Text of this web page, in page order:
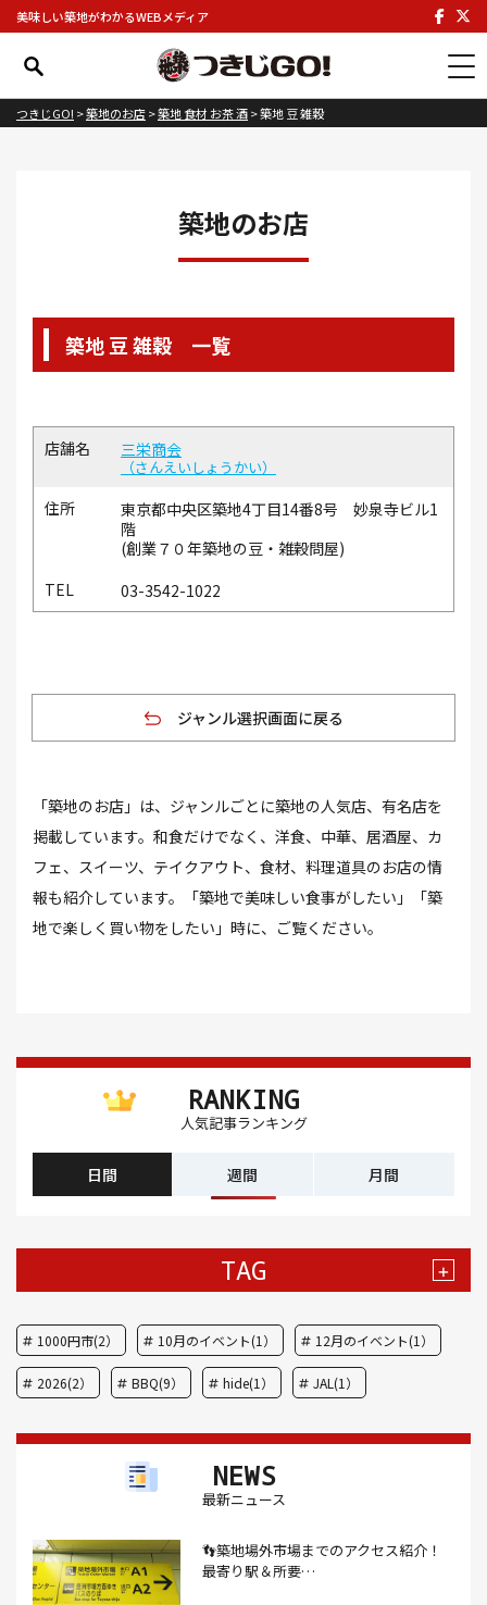
美味しい築地がわかるWEBメディア
つきじGO! >築地のお店>築地 食材 お茶 酒>築地 豆 雑穀
築地のお店
築地 豆 雑穀 一覧
三栄商会
さんえいしょうかい
東京都中央区築地4丁目14番8号 妙泉寺ビル1
階
(創業７０年築地の豆・雑穀問屋)
03-3542-1022
ジャンル選択画面に戻る
「築地のお店」は、ジャンルごとに築地の人気店、有名店を
掲載しています。和食だけでなく、洋食、中華、居酒屋、カ
フェ、スイーツ、テイクアウト、食材、料理道具のお店の情
報も紹介しています。「築地で美味しい食事がしたい」「築
地で楽しく買い物をしたい」時に、ご覧ください。
RANKING
人気記事ランキング
日間 週間 月間
TAG +
1000円市(2） 10月のイベント(1） 12月のイベント(1）
2026(2） BBQ(9） hide(1） JAL(1）
アイスクリーム(1） アイスクリーム店(1）
アジフライ(1） アド街(3）
あなごめし(1） アパート探し(1） アルバイト(1）
アンテナショップ(1）
NEWS
最新ニュース
👣築地場外市場までのアクセス紹介！
最寄り駅＆所要…